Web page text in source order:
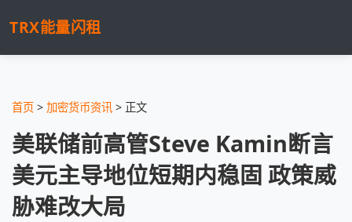
TRX能量闪租
首页 > 加密货币资讯 > 正文
美联储前高管Steve Kamin断言
美元主导地位短期内稳固 政策威
胁难改大局